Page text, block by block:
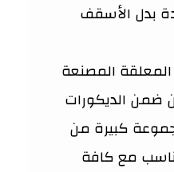
بدل الأسقف
المصنعة
ضمن الديكورات
كبيرة من
مع كافة